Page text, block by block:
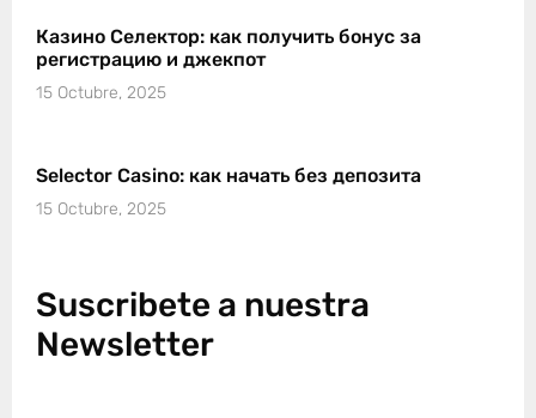
Казино Селектор: как получить бонус за
регистрацию и джекпот
15 Octubre, 2025
Selector Casino: как начать без депозита
15 Octubre, 2025
Suscribete a nuestra
Newsletter